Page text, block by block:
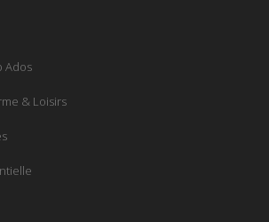
Ados
& Loisirs